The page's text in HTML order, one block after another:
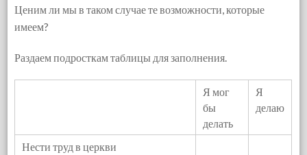
Ценим ли мы в таком случае те возможности, которые
имеем?
Раздаем подросткам таблицы для заполнения.
Я мог
бы
делать
Я
делаю
Нести труд в церкви